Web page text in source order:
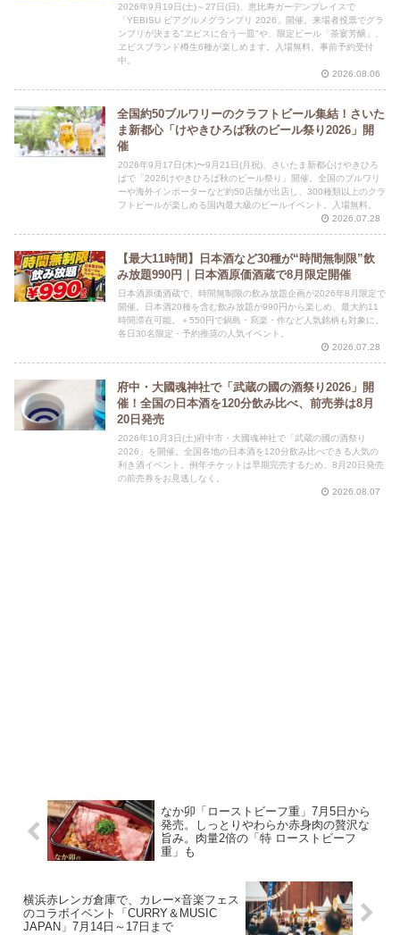
2026年9月19日(土)～27日(日)、恵比寿ガーデンプレイスで
「YEBISU ビアグルメグランプリ 2026」開催。来場者投票でグラ
ンプリが決まる"ヱビスに合う一皿"や、限定ビール「茶宴芳醸」、
ヱビスブランド樽生6種が楽しめます。入場無料、事前予約受付
中。
2026.08.06
全国約50ブルワリーのクラフトビール集結！さいた
ま新都心「けやきひろば秋のビール祭り2026」開
催
2026年9月17日(木)〜9月21日(月祝)、さいたま新都心けやきひろ
ばで「2026けやきひろば秋のビール祭り」開催。全国のブルワリ
ーや海外インポーターなど約50店舗が出店し、300種類以上のクラ
フトビールが楽しめる国内最大級のビールイベント。入場無料。
2026.07.28
【最大11時間】日本酒など30種が“時間無制限”飲
み放題990円｜日本酒原価酒蔵で8月限定開催
日本酒原価酒蔵で、時間無制限の飲み放題企画が2026年8月限定で
開催。日本酒20種を含む飲み放題が990円から楽しめ、最大約11
時間滞在可能。＋550円で鍋島・寫楽・作など人気銘柄も対象に。
各日30名限定・予約推奨の人気イベント。
2026.07.28
府中・大國魂神社で「武蔵の國の酒祭り2026」開
催！全国の日本酒を120分飲み比べ、前売券は8月
20日発売
2026年10月3日(土)府中市・大國魂神社で「武蔵の國の酒祭り
2026」を開催。全国各地の日本酒を120分飲み比べできる人気の
利き酒イベント。例年チケットは早期完売するため、8月20日発売
の前売券をお見逃しなく。
2026.08.07
なか卯「ローストビーフ重」7月5日から
発売。しっとりやわらか赤身肉の贅沢な
旨み。肉量2倍の「特 ローストビーフ
重」も
横浜赤レンガ倉庫で、カレー×音楽フェス
のコラボイベント「CURRY＆MUSIC
JAPAN」7月14日～17日まで